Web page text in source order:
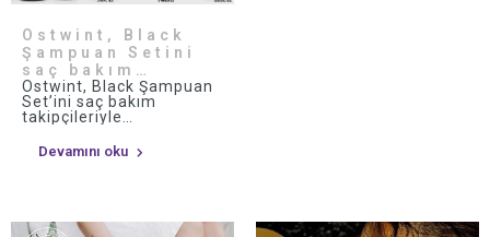
Ostwint, Black
Şampuan Setini
saç bakım
takipçileriyle
buluşturuyor!
Ostwint, Black Şampuan
Set’ini saç bakım
takipçileriyle
Devamını oku